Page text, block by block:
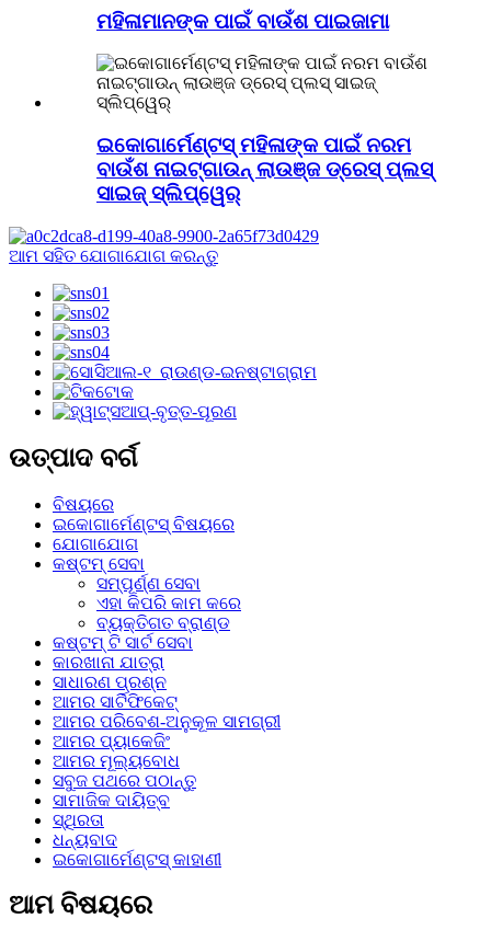
ମହିଳାମାନଙ୍କ ପାଇଁ ବାଉଁଶ ପାଇଜାମା
ଇକୋଗାର୍ମେଣ୍ଟସ୍ ମହିଳାଙ୍କ ପାଇଁ ନରମ
ବାଉଁଶ ନାଇଟ୍ଗାଉନ୍ ଲାଉଞ୍ଜ ଡ୍ରେସ୍ ପ୍ଲସ୍
ସାଇଜ୍ ସ୍ଲିପ୍ୱେର୍
ଆମ ସହିତ ଯୋଗାଯୋଗ କରନ୍ତୁ
ଉତ୍ପାଦ ବର୍ଗ
ବିଷୟରେ
ଇକୋଗାର୍ମେଣ୍ଟସ୍ ବିଷୟରେ
ଯୋଗାଯୋଗ
କଷ୍ଟମ୍ ସେବା
ସମ୍ପୂର୍ଣ୍ଣ ସେବା
ଏହା କିପରି କାମ କରେ
ବ୍ୟକ୍ତିଗତ ବ୍ରାଣ୍ଡ
କଷ୍ଟମ୍ ଟି ସାର୍ଟ ସେବା
କାରଖାନା ଯାତ୍ରା
ସାଧାରଣ ପ୍ରଶ୍ନ
ଆମର ସାର୍ଟିଫିକେଟ୍
ଆମର ପରିବେଶ-ଅନୁକୂଳ ସାମଗ୍ରୀ
ଆମର ପ୍ୟାକେଜିଂ
ଆମର ମୂଲ୍ୟବୋଧ
ସବୁଜ ପଥରେ ପଠାନ୍ତୁ
ସାମାଜିକ ଦାୟିତ୍ବ
ସ୍ଥିରତା
ଧନ୍ୟବାଦ
ଇକୋଗାର୍ମେଣ୍ଟସ୍ କାହାଣୀ
ଆମ ବିଷୟରେ